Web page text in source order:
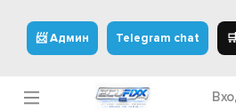
📨 Админ Telegram chat